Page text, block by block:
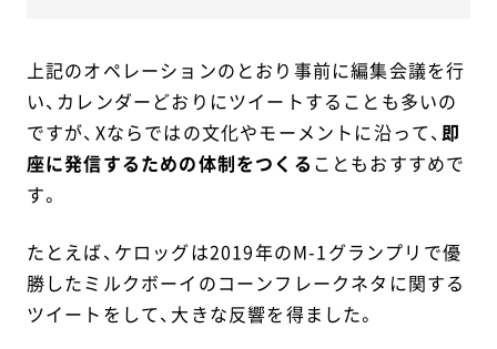
上記のオペレーションのとおり事前に編集会議を行
い、カレンダーどおりにツイートすることも多いの
ですが、Xならではの文化やモーメントに沿って、 即
座に発信するための体制をつくる こともおすすめで
す。
たとえば、ケロッグは2019年のM-1グランプリで優
勝したミルクボーイのコーンフレークネタに関する
ツイートをして、大きな反響を得ました。